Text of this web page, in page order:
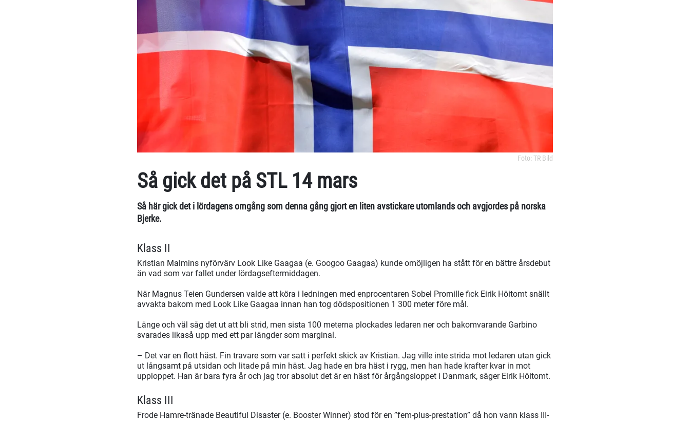
Foto: TR Bild
Så gick det på STL 14 mars
Så här gick det i lördagens omgång som denna gång gjort en liten avstickare utomlands och avgjordes på norska
Bjerke.
Klass II
Kristian Malmins nyförvärv Look Like Gaagaa (e. Googoo Gaagaa) kunde omöjligen ha stått för en bättre årsdebut
än vad som var fallet under lördagseftermiddagen.
När Magnus Teien Gundersen valde att köra i ledningen med enprocentaren Sobel Promille fick Eirik Höitomt snällt
avvakta bakom med Look Like Gaagaa innan han tog dödspositionen 1 300 meter före mål.
Länge och väl såg det ut att bli strid, men sista 100 meterna plockades ledaren ner och bakomvarande Garbino
svarades likaså upp med ett par längder som marginal.
– Det var en flott häst. Fin travare som var satt i perfekt skick av Kristian. Jag ville inte strida mot ledaren utan gick
ut långsamt på utsidan och litade på min häst. Jag hade en bra häst i rygg, men han hade krafter kvar in mot
upploppet. Han är bara fyra år och jag tror absolut det är en häst för årgångsloppet i Danmark, säger Eirik Höitomt.
Klass III
Frode Hamre-tränade Beautiful Disaster (e. Booster Winner) stod för en ”fem-plus-prestation” då hon vann klass III-